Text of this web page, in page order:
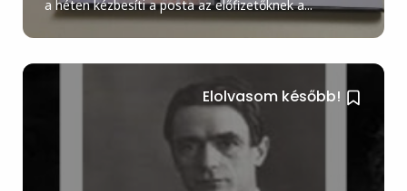
a héten kézbesíti a posta az előfizetőknek a...
Elolvasom később!